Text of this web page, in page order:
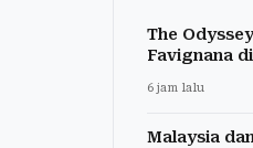
The
Favignana
6 jam lalu
Malaysia